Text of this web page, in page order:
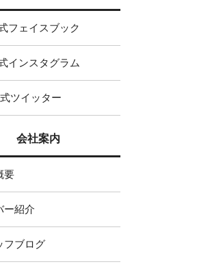
フェイスブック
インスタグラム
ツイッター
会社案内
要
ー紹介
フブログ